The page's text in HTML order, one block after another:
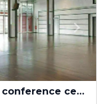
media docks - business & conference center